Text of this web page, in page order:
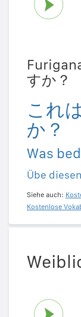
すか？
これ
か？
Was
Übe
Siehe auch:
Kostenlose